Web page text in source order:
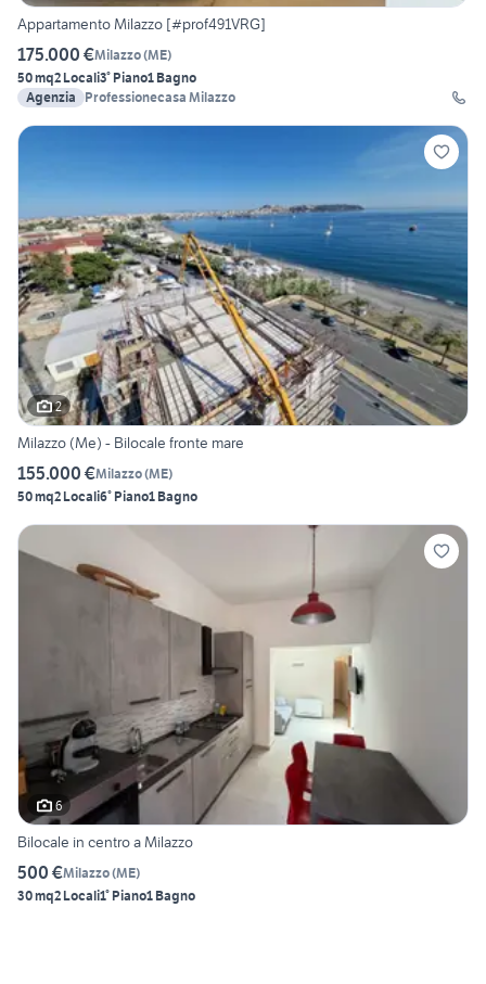
Appartamento Milazzo [#prof491VRG]
175.000 €Milazzo(ME)
50 mq2 Locali3° Piano1 Bagno
Agenzia
Professionecasa Milazzo
2
Milazzo (Me) - Bilocale fronte mare
155.000 €Milazzo(ME)
50 mq2 Locali6° Piano1 Bagno
6
Bilocale in centro a Milazzo
500 €Milazzo(ME)
30 mq2 Locali1° Piano1 Bagno